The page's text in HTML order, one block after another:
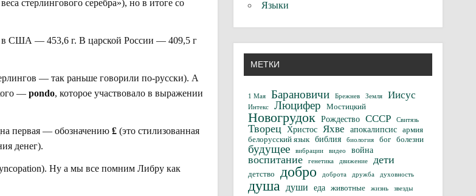
стерлингового серебра»), но в итоге со
в США — 453,6 г. В царской России — 409,5 г
— так раньше говорили по-русски). А
— pondo, которое участвовало в выражении
первая — обозначению ₤(это стилизованная
денег).
Ну а мы все помним Либру как
Языки
МЕТКИ
1 Мая Барановичи Брежнев Земля Иисус
Интекс Люцифер Мостицкий
Новогрудок Рождество СССР Свитязь
Творец Христос Яхве апокалипсис
армия
белорусский язык
библия биология бог болезни
будущее вибрации видео война
воспитание генетика движение дети
детство добро доброта дружба духовность
душа души еда животные жизнь звезды